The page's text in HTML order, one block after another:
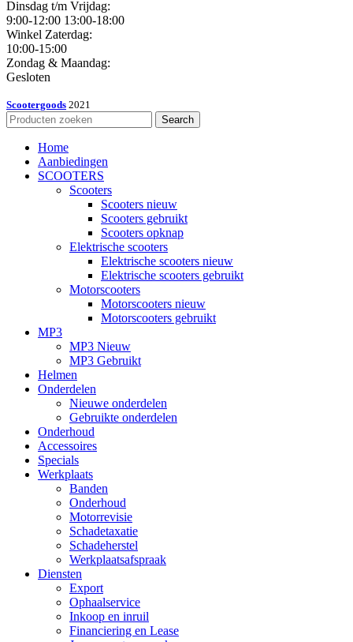
Dinsdag t/m Vrijdag:
9:00-12:00 13:00-18:00
Winkel Zaterdag:
10:00-15:00
Zondag & Maandag:
Gesloten
Scootergoods 2021
Search
Home
Aanbiedingen
SCOOTERS
Scooters
Scooters nieuw
Scooters gebruikt
Scooters opknap
Elektrische scooters
Elektrische scooters nieuw
Elektrische scooters gebruikt
Motorscooters
Motorscooters nieuw
Motorscooters gebruikt
MP3
MP3 Nieuw
MP3 Gebruikt
Helmen
Onderdelen
Nieuwe onderdelen
Gebruikte onderdelen
Onderhoud
Accessoires
Specials
Werkplaats
Banden
Onderhoud
Motorrevisie
Schadetaxatie
Schadeherstel
Werkplaatsafspraak
Diensten
Export
Ophaalservice
Inkoop en inruil
Financiering en Lease